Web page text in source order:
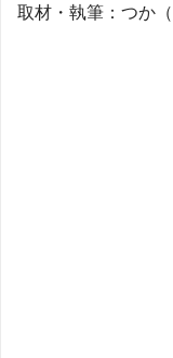
取材・執筆：つか（